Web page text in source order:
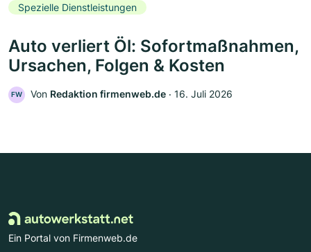
Spezielle Dienstleistungen
Auto verliert Öl: Sofortmaßnahmen,
Ursachen, Folgen & Kosten
FW Von Redaktion firmenweb.de ‧ 16. Juli 2026
Ein Portal von Firmenweb.de